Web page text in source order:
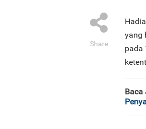
Share
yang
pada
Baca